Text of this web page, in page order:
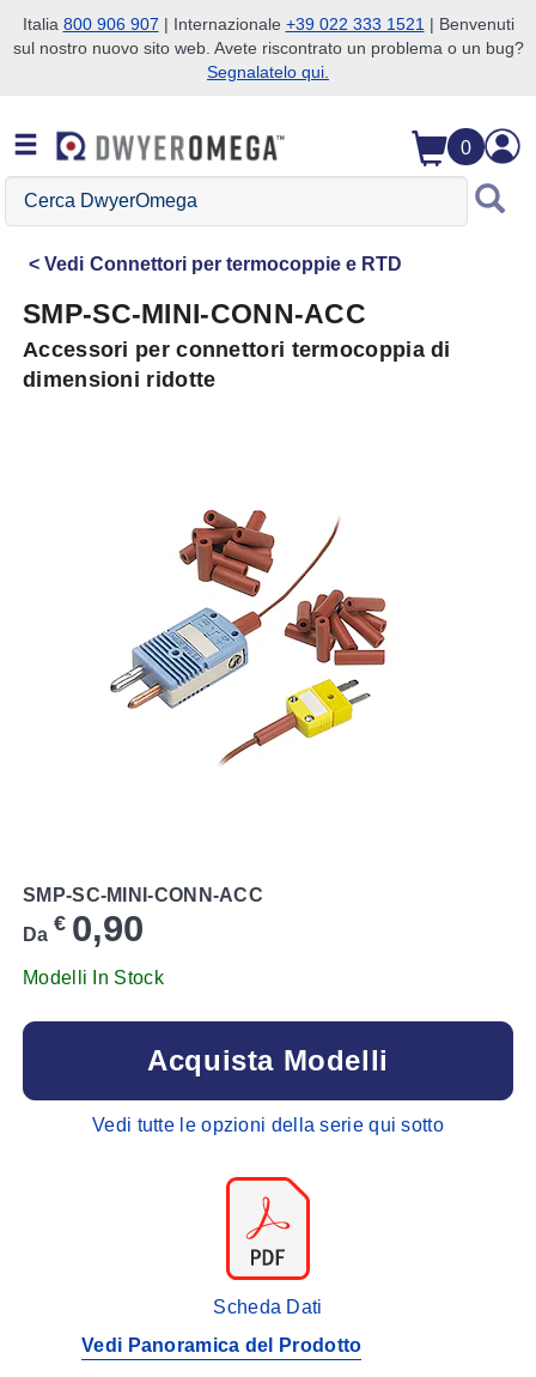
Salta alla ricerca
Salta al contenuto principale
Salta alla navigazione
Italia 800 906 907 | Internazionale +39 022 333 1521 | Benvenuti
sul nostro nuovo sito web. Avete riscontrato un problema o un bug?
Segnalatelo qui.
0
Cerca
DwyerOmega
Vedi Connettori per termocoppie e RTD
SMP-SC-MINI-CONN-ACC
Accessori per connettori termocoppia di
dimensioni ridotte
Vedi Panoramica del Prodotto
SMP-SC-MINI-CONN-ACC
Da € 0,90
Modelli In Stock
Acquista Modelli
Vedi tutte le opzioni della serie qui sotto
Scheda Dati